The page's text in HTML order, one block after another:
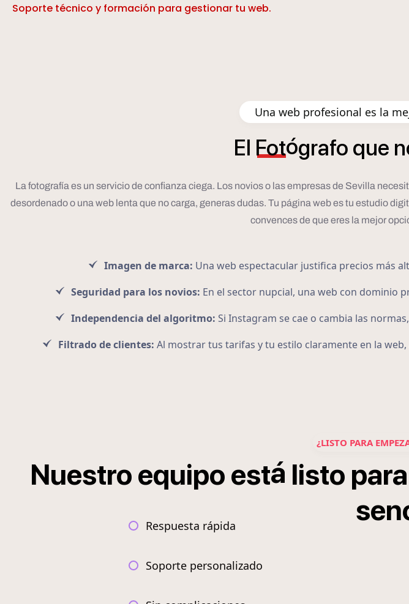
Soporte técnico y formación para gestionar tu web.
Una web profesional es la
El Fotógrafo que
La fotografía es un servicio de confianza ciega. Los novios o las empresas de Sevilla
desordenado o una web lenta que no carga, generas dudas. Tu página web es tu estudio
convences de que eres la mejor
Imagen de marca: Una web espectacular justifica precios más
Seguridad para los novios: En el sector nupcial, una web con dominio
Independencia del algoritmo: Si Instagram se cae o cambia las
Filtrado de clientes: Al mostrar tus tarifas y tu estilo claramente en la
¿LISTO PARA
Nuestro equipo está listo para
Respuesta rápida
Soporte personalizado